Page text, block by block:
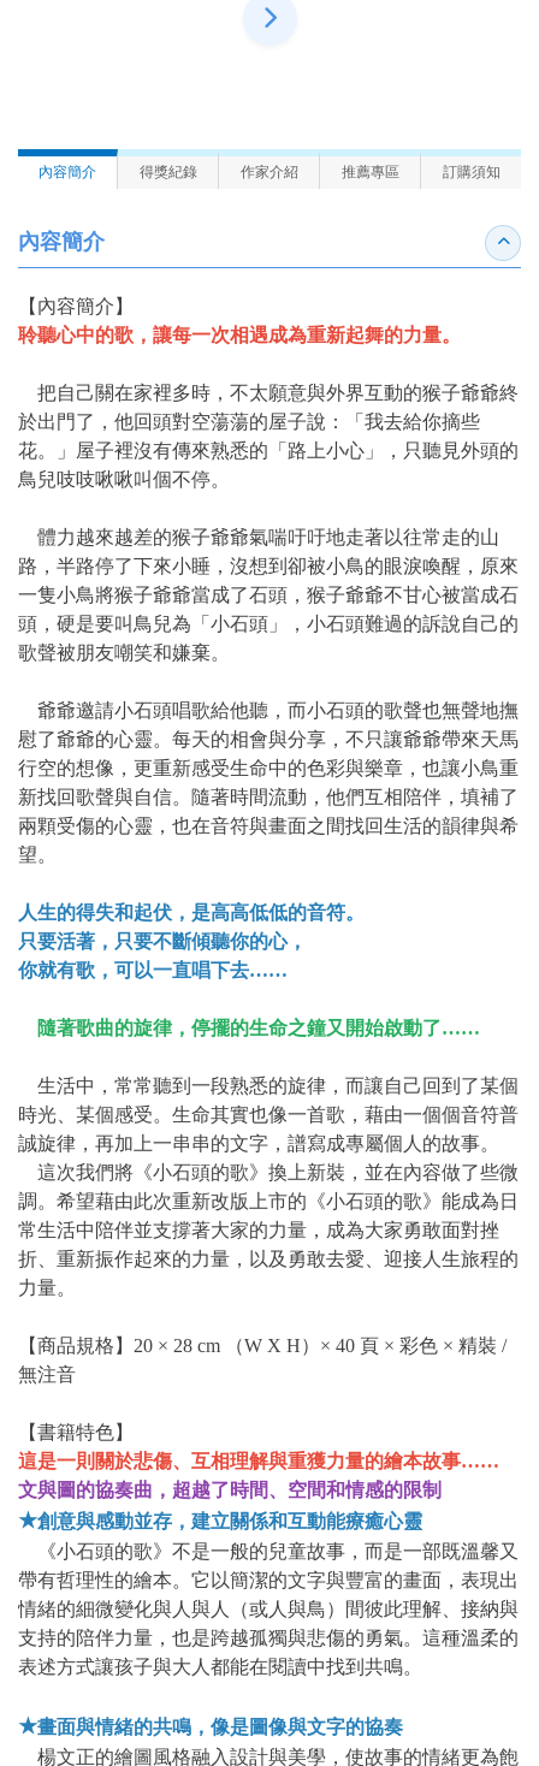
內容簡介 得獎紀錄 作家介紹 推薦專區 訂購須知
內容簡介 收合
【內容簡介】
聆聽心中的歌，讓每一次相遇成為重新起舞的力量。
把自己關在家裡多時，不太願意與外界互動的猴子爺爺終
於出門了，他回頭對空蕩蕩的屋子說：「我去給你摘些
花。」屋子裡沒有傳來熟悉的「路上小心」，只聽見外頭的
鳥兒吱吱啾啾叫個不停。
體力越來越差的猴子爺爺氣喘吁吁地走著以往常走的山
路，半路停了下來小睡，沒想到卻被小鳥的眼淚喚醒，原來
一隻小鳥將猴子爺爺當成了石頭，猴子爺爺不甘心被當成石
頭，硬是要叫鳥兒為「小石頭」，小石頭難過的訴說自己的
歌聲被朋友嘲笑和嫌棄。
爺爺邀請小石頭唱歌給他聽，而小石頭的歌聲也無聲地撫
慰了爺爺的心靈。每天的相會與分享，不只讓爺爺帶來天馬
行空的想像，更重新感受生命中的色彩與樂章，也讓小鳥重
新找回歌聲與自信。隨著時間流動，他們互相陪伴，填補了
兩顆受傷的心靈，也在音符與畫面之間找回生活的韻律與希
望。
人生的得失和起伏，是高高低低的音符。
只要活著，只要不斷傾聽你的心，
你就有歌，可以一直唱下去……
隨著歌曲的旋律，停擺的生命之鐘又開始啟動了……
生活中，常常聽到一段熟悉的旋律，而讓自己回到了某個
時光、某個感受。生命其實也像一首歌，藉由一個個音符普
誠旋律，再加上一串串的文字，譜寫成專屬個人的故事。
這次我們將《小石頭的歌》換上新裝，並在內容做了些微
調。希望藉由此次重新改版上市的《小石頭的歌》能成為日
常生活中陪伴並支撐著大家的力量，成為大家勇敢面對挫
折、重新振作起來的力量，以及勇敢去愛、迎接人生旅程的
力量。
【商品規格】20 × 28 cm （W X H）× 40 頁 × 彩色 × 精裝 /
無注音
【書籍特色】
這是一則關於悲傷、互相理解與重獲力量的繪本故事……
文與圖的協奏曲，超越了時間、空間和情感的限制
★創意與感動並存，建立關係和互動能療癒心靈
《小石頭的歌》不是一般的兒童故事，而是一部既溫馨又
帶有哲理性的繪本。它以簡潔的文字與豐富的畫面，表現出
情緒的細微變化與人與人（或人與鳥）間彼此理解、接納與
支持的陪伴力量，也是跨越孤獨與悲傷的勇氣。這種溫柔的
表述方式讓孩子與大人都能在閱讀中找到共鳴。
★畫面與情緒的共鳴，像是圖像與文字的協奏
楊文正的繪圖風格融入設計與美學，使故事的情緒更為飽